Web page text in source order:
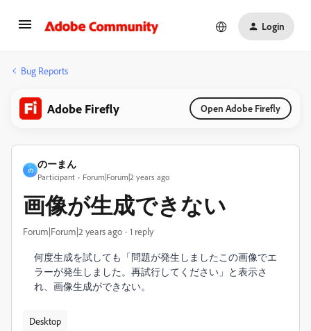
Login
Bug Reports
Adobe Firefly Open Adobe Firefly
の
のーまん
Participant Forum|Forum|2 years ago
画像が生成できない
Forum|Forum|2 years ago 1 reply
何度生成を試しても「問題​が​発生​しま​した この​画像​で​エ
ラー​が​発生​しま​した。​再​試行​し​て​くだ​さい」 と表示さ
れ、画像生成ができない。
Desktop